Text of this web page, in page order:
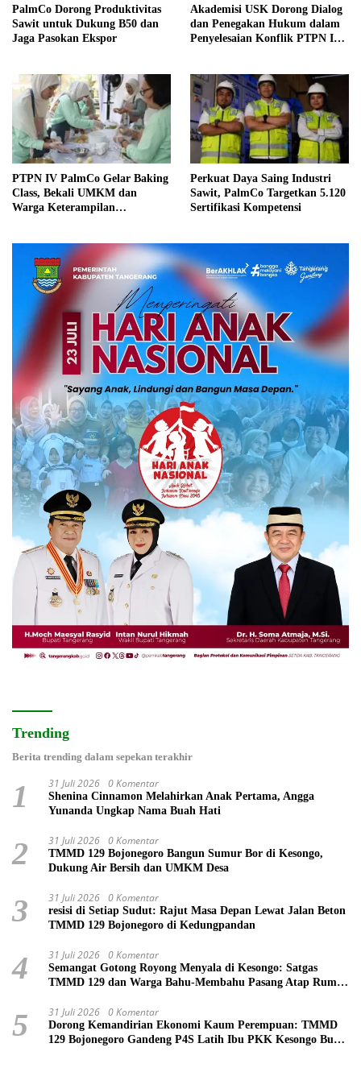
PalmCo Dorong Produktivitas
Sawit untuk Dukung B50 dan
Jaga Pasokan Ekspor
Akademisi USK Dorong Dialog
dan Penegakan Hukum dalam
Penyelesaian Konflik PTPN IV
PTPN IV PalmCo Gelar Baking
Class, Bekali UMKM dan
Warga Keterampilan
Perkuat Daya Saing Industri
Sawit, PalmCo Targetkan 5.120
Sertifikasi Kompetensi
Trending
Berita trending dalam sepekan terakhir
1 31 Juli 2026 0 Komentar
Shenina Cinnamon Melahirkan Anak Pertama, Angga
Yunanda Ungkap Nama Buah Hati
2 31 Juli 2026 0 Komentar
TMMD 129 Bojonegoro Bangun Sumur Bor di Kesongo,
Dukung Air Bersih dan UMKM Desa
3 31 Juli 2026 0 Komentar
resisi di Setiap Sudut: Rajut Masa Depan Lewat Jalan Beton
TMMD 129 Bojonegoro di Kedungpandan
4 31 Juli 2026 0 Komentar
Semangat Gotong Royong Menyala di Kesongo: Satgas
TMMD 129 dan Warga Bahu-Membahu Pasang Atap Rumah
5 31 Juli 2026 0 Komentar
Dorong Kemandirian Ekonomi Kaum Perempuan: TMMD
129 Bojonegoro Gandeng P4S Latih Ibu PKK Kesongo Buat